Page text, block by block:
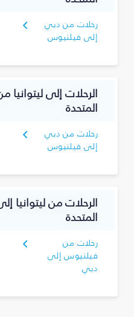
رحلات من دبي
إلى فيلنيوس
الرحلات إلى ليتوانيا
المتحدة
رحلات من دبي
إلى فيلنيوس
الرحلات من ليتوانيا
المتحدة
رحلات من
فيلنيوس إلى
دبي